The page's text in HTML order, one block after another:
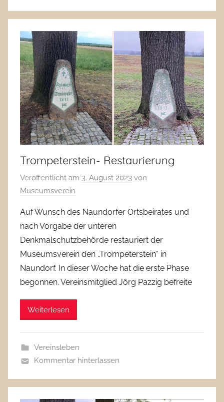
Trompeterstein- Restaurierung
Veröffentlicht am 3. August 2023 von
Museumsverein
Auf Wunsch des Naundorfer Ortsbeirates und
nach Vorgabe der unteren
Denkmalschutzbehörde restauriert der
Museumsverein den „Trompeterstein“ in
Naundorf. In dieser Woche hat die erste Phase
begonnen. Vereinsmitglied Jörg Pazzig befreite
Weiterlesen
Vereinsleben
Kommentar hinterlassen